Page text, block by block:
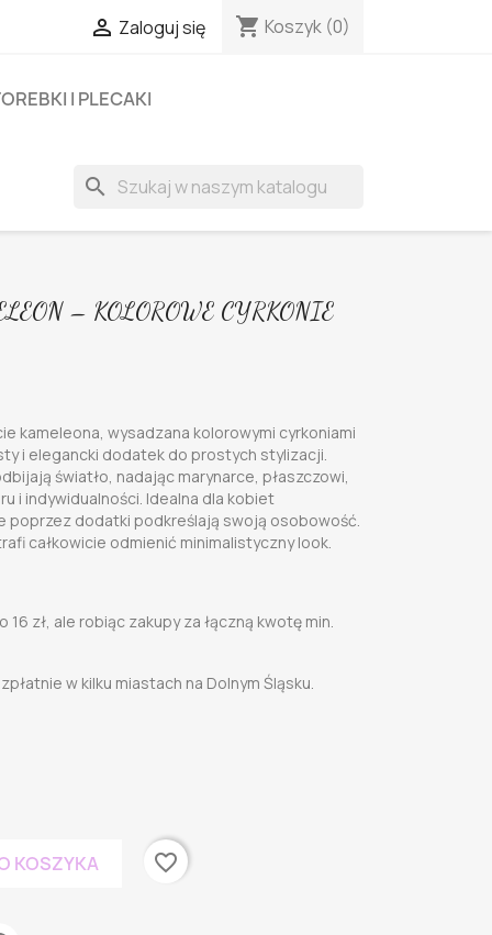
 Zaloguj się shopping_cart Koszyk (0)
I PLECAKI
search
– KOLOROWE CYRKONIE
kameleona, wysadzana kolorowymi cyrkoniami
i elegancki dodatek do prostych stylizacji.
światło, nadając marynarce, płaszczowi,
i indywidualności. Idealna dla kobiet
poprzez dodatki podkreślają swoją osobowość.
całkowicie odmienić minimalistyczny look.
zł, ale robiąc zakupy za łączną kwotę min.
w kilku miastach na Dolnym Śląsku.
KOSZYKA favorite_border